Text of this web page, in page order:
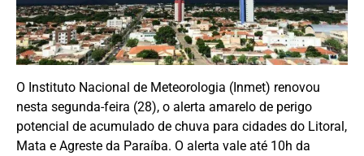
O Instituto Nacional de Meteorologia (Inmet) renovou
nesta segunda-feira (28), o alerta amarelo de perigo
potencial de acumulado de chuva para cidades do Litoral,
Mata e Agreste da Paraíba. O alerta vale até 10h da